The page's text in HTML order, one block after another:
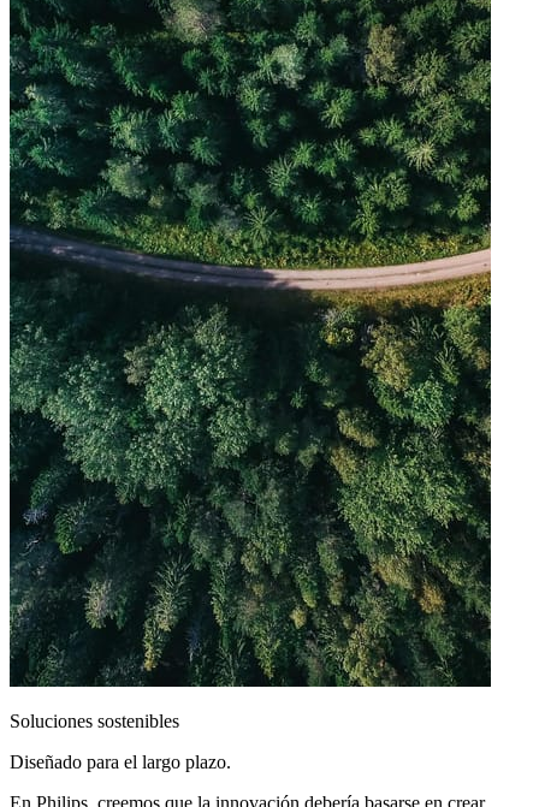
Soluciones sostenibles
Diseñado para el largo plazo.
En Philips, creemos que la innovación debería basarse en crear